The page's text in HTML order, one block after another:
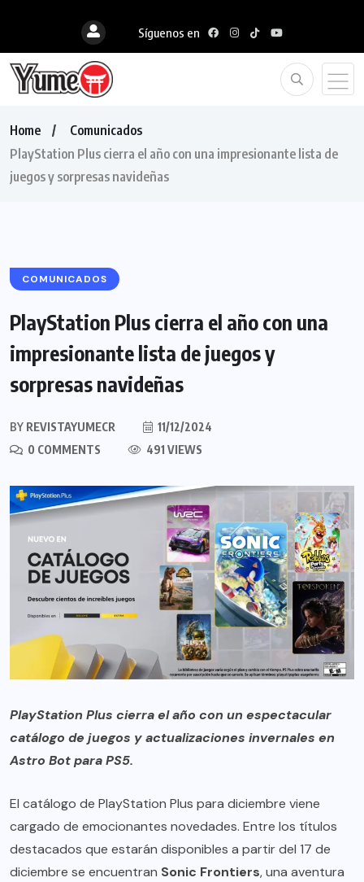
Síguenos en
Home
Comunicados
PlayStation Plus cierra el año con una impresionante lista de
juegos y sorpresas navideñas
COMUNICADOS
PlayStation Plus cierra el año con una
impresionante lista de juegos y
sorpresas navideñas
BY REVISTAYUMECR
11/12/2024
0 COMMENTS
491 VIEWS
PlayStation Plus cierra el año con un espectacular
catálogo de juegos y actualizaciones invernales en
Astro Bot para PS5.
El catálogo de PlayStation Plus para diciembre viene
cargado de emocionantes novedades. Entre los títulos
destacados que estarán disponibles a partir del 17 de
diciembre se encuentran Sonic Frontiers, una aventura